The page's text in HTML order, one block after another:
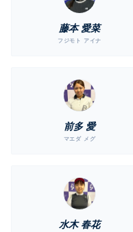
藤本 愛菜
フジモト アイナ
前多 愛
マエダ メグ
水木 春花